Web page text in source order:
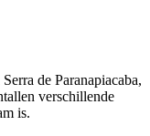
de Paranapiacaba,
verschillende
is.